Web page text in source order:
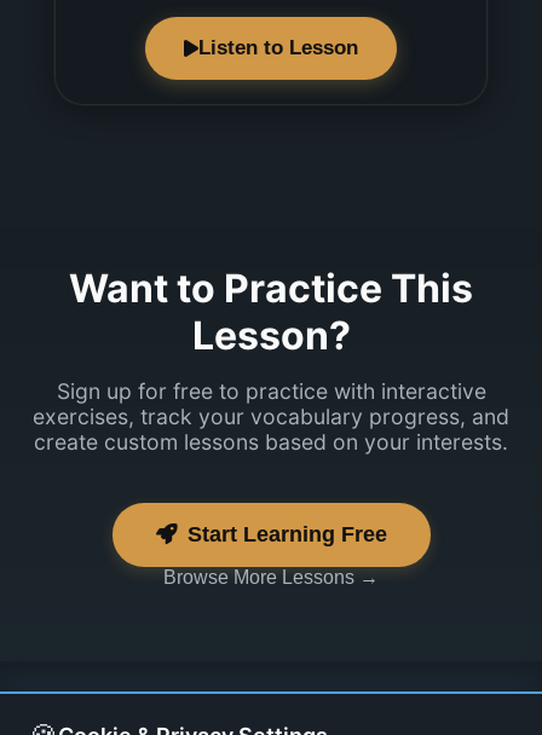
Listen to Lesson
Want to Practice This
Lesson?
Sign up for free to practice with interactive
exercises, track your vocabulary progress, and
create custom lessons based on your interests.
Start Learning Free
Browse More Lessons →